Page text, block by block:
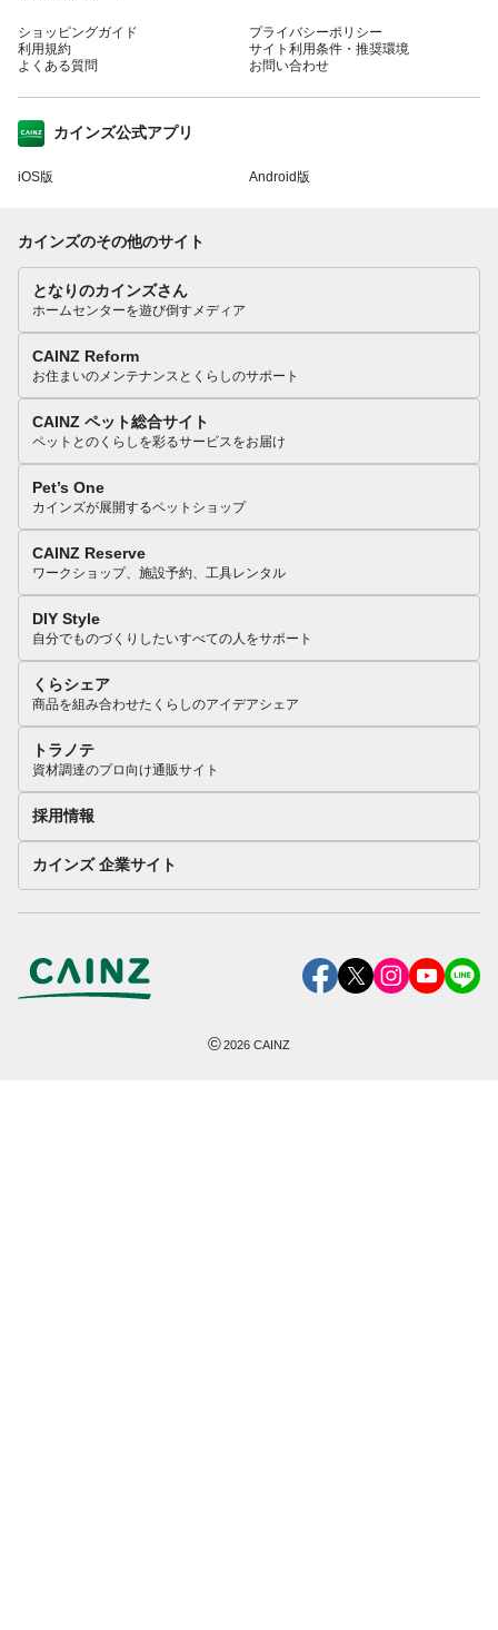
ショッピングガイド
利用規約
よくある質問
プライバシーポリシー
サイト利用条件・推奨環境
お問い合わせ
カインズ公式アプリ
iOS版 Android版
カインズのその他のサイト
となりのカインズさん
ホームセンターを遊び倒すメディア
CAINZ Reform
お住まいのメンテナンスとくらしのサポート
CAINZ ペット総合サイト
ペットとのくらしを彩るサービスをお届け
Pet’s One
カインズが展開するペットショップ
CAINZ Reserve
ワークショップ、施設予約、工具レンタル
DIY Style
自分でものづくりしたいすべての人をサポート
くらシェア
商品を組み合わせたくらしのアイデアシェア
トラノテ
資材調達のプロ向け通販サイト
採用情報
カインズ 企業サイト
©2026 CAINZ